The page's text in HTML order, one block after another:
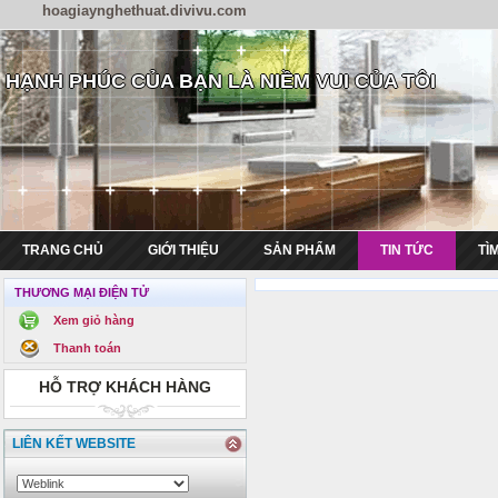
hoagiaynghethuat.divivu.com
HẠNH PHÚC CỦA BẠN LÀ NIỀM VUI CỦA TÔI
TRANG CHỦ GIỚI THIỆU SẢN PHẨM TIN TỨC
THƯƠNG MẠI ĐIỆN TỬ
Xem giỏ hàng
Thanh toán
HỖ TRỢ KHÁCH HÀNG
LIÊN KẾT WEBSITE